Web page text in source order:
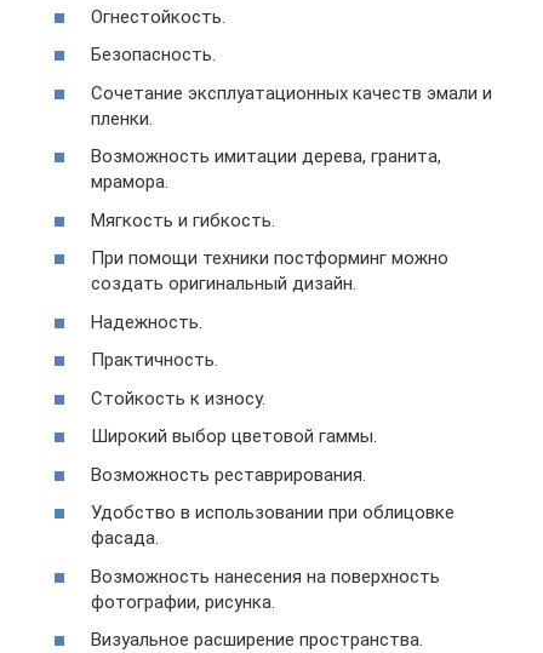
Огнестойкость.
Безопасность.
Сочетание эксплуатационных качеств эмали и
пленки.
Возможность имитации дерева, гранита,
мрамора.
Мягкость и гибкость.
При помощи техники постформинг можно
создать оригинальный дизайн.
Надежность.
Практичность.
Стойкость к износу.
Широкий выбор цветовой гаммы.
Возможность реставрирования.
Удобство в использовании при облицовке
фасада.
Возможность нанесения на поверхность
фотографии, рисунка.
Визуальное расширение пространства.